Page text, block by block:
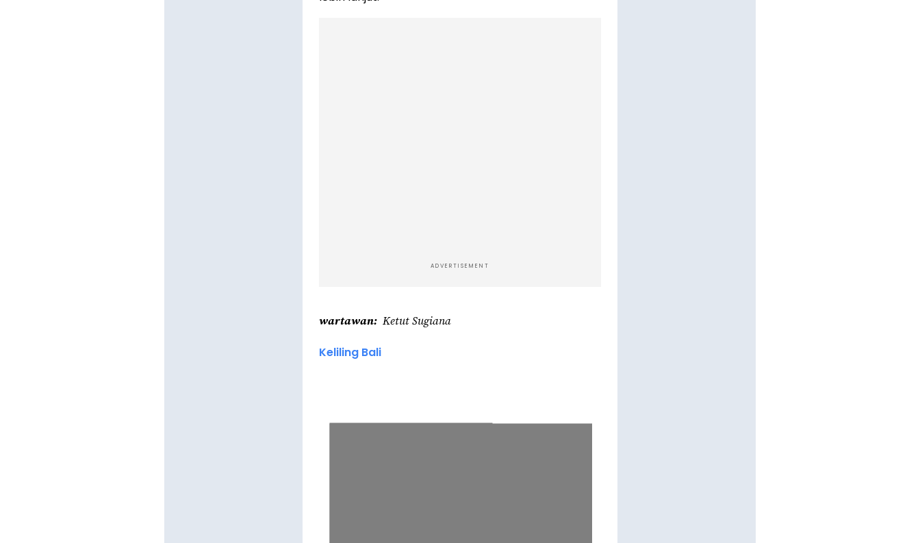
ADVERTISEMENT
wartawan Ketut Sugiana
Keliling Bali